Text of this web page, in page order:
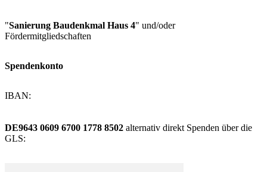
"Sanierung Baudenkmal Haus 4" und/oder
Fördermitgliedschaften
Spendenkonto
IBAN:
DE9643 0609 6700 1778 8502 alternativ direkt Spenden über die
GLS: